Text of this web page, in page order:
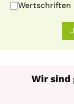
Wertschriften
Wir sind